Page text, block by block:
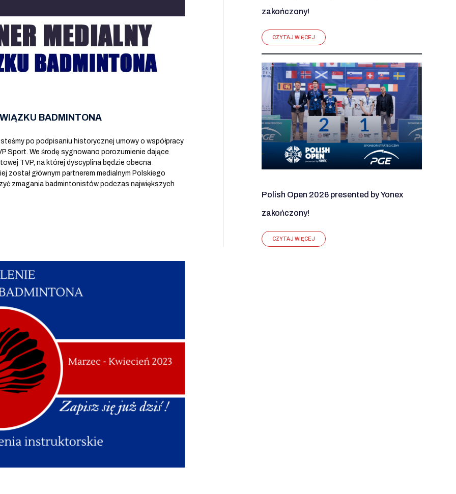
BADMINTONA
po podpisaniu historycznej umowy o współpracy
Sport. We środę sygnowano porozumienie dające
TVP, na której dyscyplina będzie obecna
został głównym partnerem medialnym Polskiego
zmagania badmintonistów podczas największych
zakończony!
CZYTAJ WIĘCEJ
Polish Open 2026 presented by Yonex
zakończony!
CZYTAJ WIĘCEJ